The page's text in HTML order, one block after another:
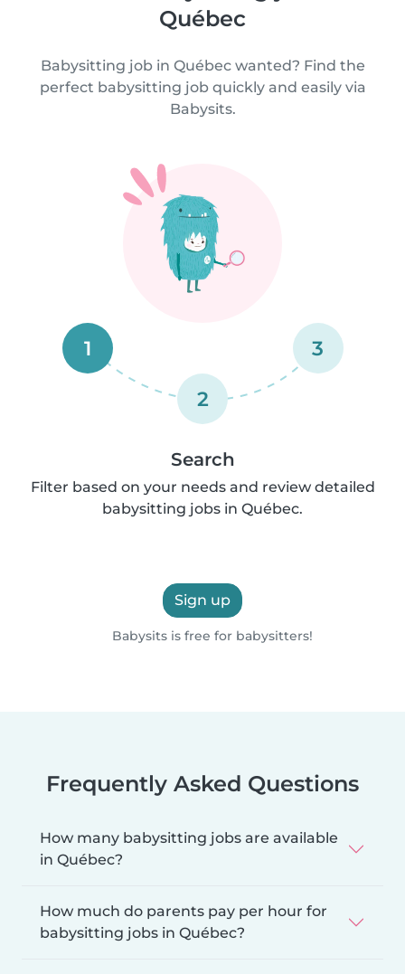
Québec
Babysitting job in Québec wanted? Find the
perfect babysitting job quickly and easily via
Babysits.
1
2
3
Search
Filter based on your needs and review detailed
babysitting jobs in Québec.
Sign up
Babysits is free for babysitters!
Frequently Asked Questions
How many babysitting jobs are available
in Québec?
How much do parents pay per hour for
babysitting jobs in Québec?